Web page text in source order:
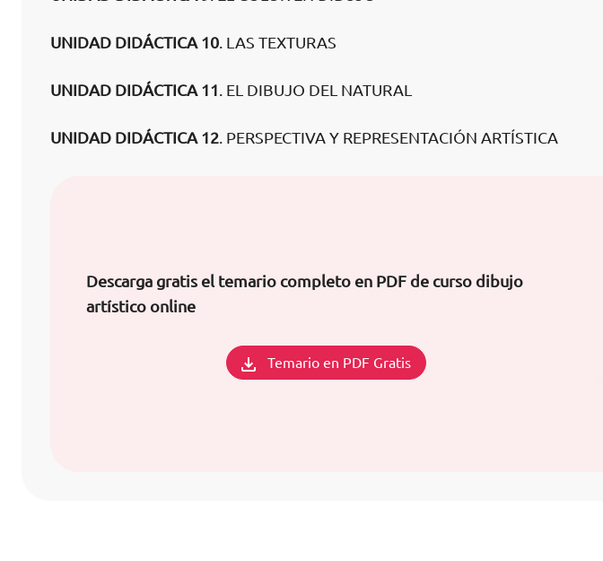
UNIDAD DIDÁCTICA 10. LAS TEXTURAS
UNIDAD DIDÁCTICA 11. EL DIBUJO DEL NATURAL
UNIDAD DIDÁCTICA 12. PERSPECTIVA Y REPRESENTACIÓN ARTÍSTICA
Descarga gratis el temario completo en PDF de curso dibujo
artístico online
Temario en PDF Gratis